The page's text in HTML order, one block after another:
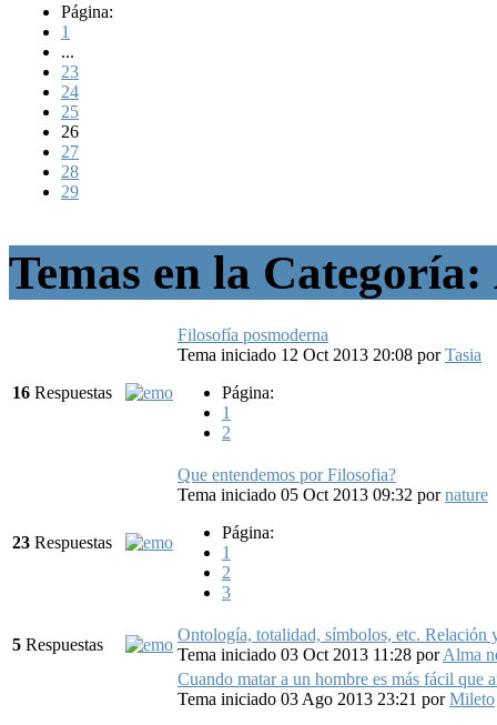
Página:
1
...
23
24
25
26
27
28
29
Temas en la
16 Respuestas
Filosofía posmoderna
Tema iniciado 12 Oct 2013 20:08 porTasia
Página:
1
2
23 Respuestas
Que entendemos por Filosofia?
Tema iniciado 05 Oct 2013 09:32 pornature
Página:
1
2
3
5 Respuestas
Ontología, totalidad, símbolos, etc. Relación
Tema iniciado 03 Oct 2013 11:28 porAlma
Cuando matar a un hombre es más fácil que
Tema iniciado 03 Ago 2013 23:21 porMileto